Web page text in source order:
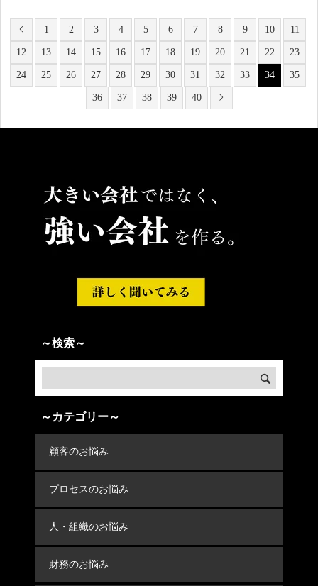
1 2 3 4 5 6 7 8 9 10 11
12 13 14 15 16 17 18 19 20 21 22 23
24 25 26 27 28 29 30 31 32 33 34 35
36 37 38 39 40
～検索～
～カテゴリー～
顧客のお悩み
プロセスのお悩み
人・組織のお悩み
財務のお悩み